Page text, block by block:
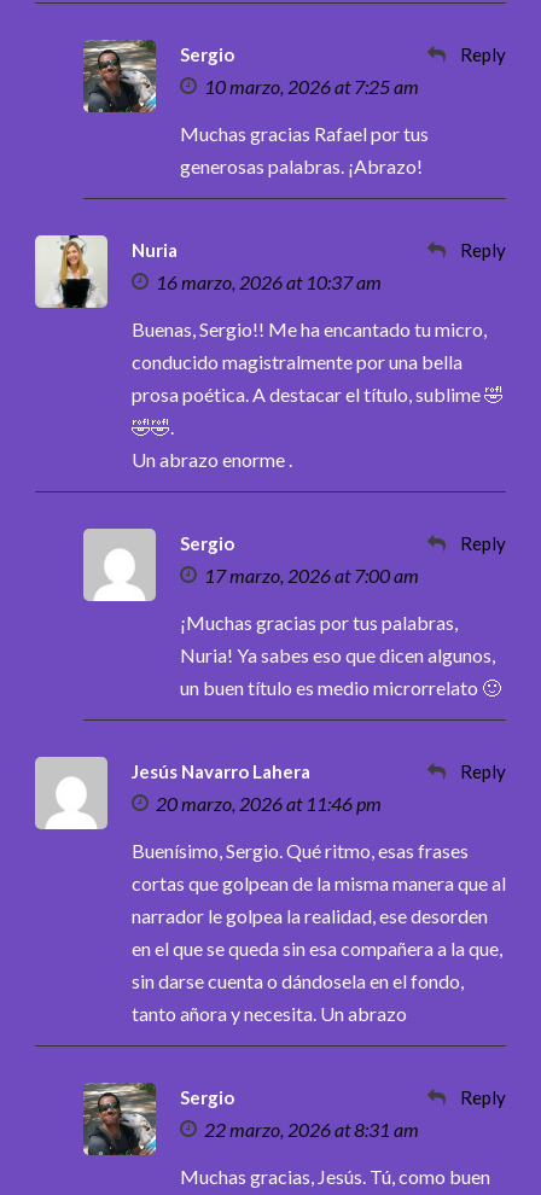
Sergio
10 marzo, 2026 at 7:25 am
Reply
Muchas gracias Rafael por tus
generosas palabras. ¡Abrazo!
Nuria
16 marzo, 2026 at 10:37 am
Reply
Buenas, Sergio!! Me ha encantado tu micro,
conducido magistralmente por una bella
prosa poética. A destacar el título, sublime 🤣
🤣🤣.
Un abrazo enorme .
Sergio
17 marzo, 2026 at 7:00 am
Reply
¡Muchas gracias por tus palabras,
Nuria! Ya sabes eso que dicen algunos,
un buen título es medio microrrelato 🙂
Jesús Navarro Lahera
20 marzo, 2026 at 11:46 pm
Reply
Buenísimo, Sergio. Qué ritmo, esas frases
cortas que golpean de la misma manera que al
narrador le golpea la realidad, ese desorden
en el que se queda sin esa compañera a la que,
sin darse cuenta o dándosela en el fondo,
tanto añora y necesita. Un abrazo
Sergio
22 marzo, 2026 at 8:31 am
Reply
Muchas gracias, Jesús. Tú, como buen